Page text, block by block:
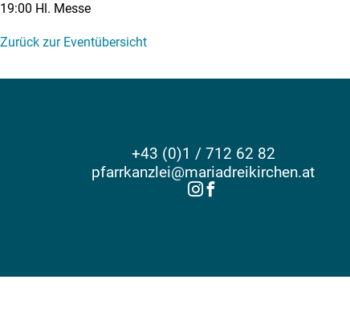
19:00 Hl. Messe
Zurück zur Eventübersicht
+43 (0)1 / 712 62 82
pfarrkanzlei@mariadreikirchen.at